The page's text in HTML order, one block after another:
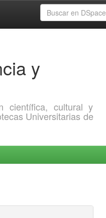
y
científica, cultural y
Universitarias de